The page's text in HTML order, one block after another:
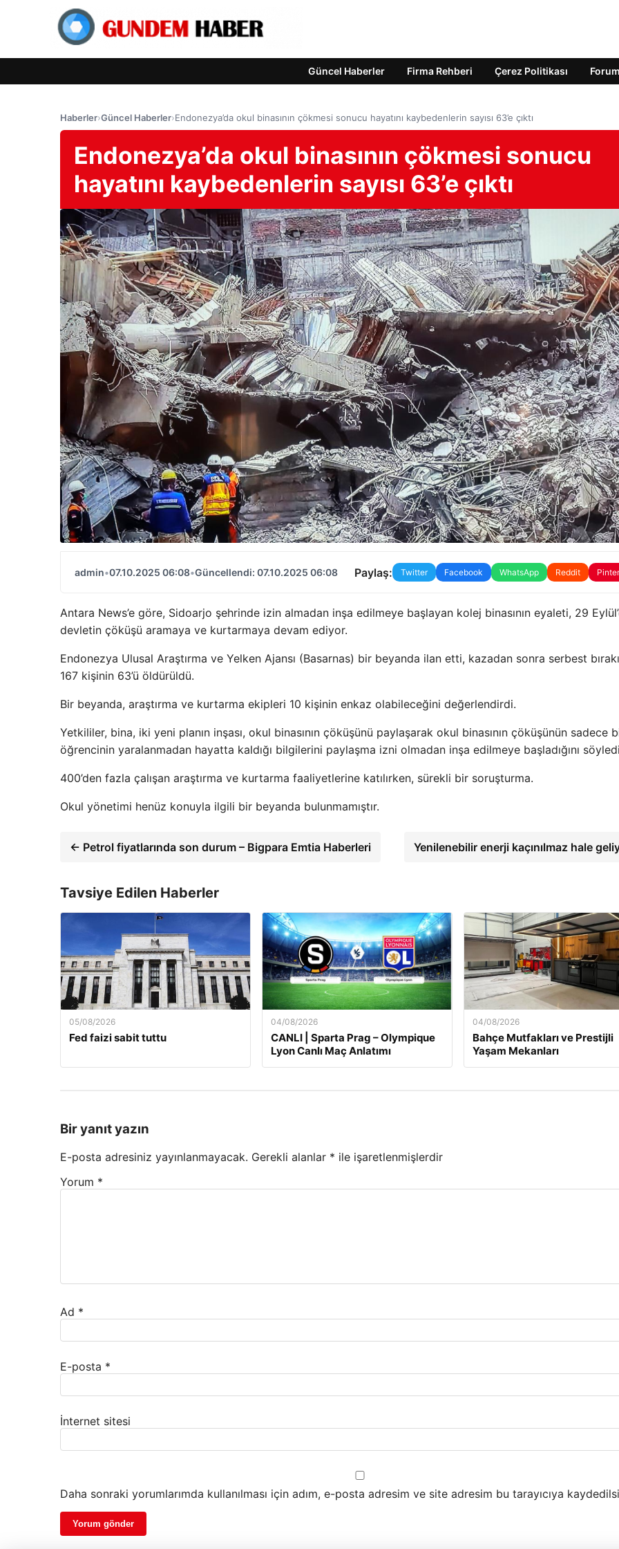
Güncel Haberler Firma Rehberi Çerez Politikası Forum
Haberler›Güncel Haberler›Endonezya’da okul binasının çökmesi sonucu hayatını kaybedenlerin sayısı 63’e çıktı
Endonezya’da okul binasının çökmesi sonucu
hayatını kaybedenlerin sayısı 63’e çıktı
admin•07.10.2025 06:08•Güncellendi: 07.10.2025 06:08 Paylaş: Twitter Facebook WhatsApp Reddit
Antara News’e göre, Sidoarjo şehrinde izin almadan inşa edilmeye başlayan kolej binasının eyaleti, 29
devletin çöküşü aramaya ve kurtarmaya devam ediyor.
Endonezya Ulusal Araştırma ve Yelken Ajansı (Basarnas) bir beyanda ilan etti, kazadan sonra serbest
167 kişinin 63’ü öldürüldü.
Bir beyanda, araştırma ve kurtarma ekipleri 10 kişinin enkaz olabileceğini değerlendirdi.
Yetkililer, bina, iki yeni planın inşası, okul binasının çöküşünü paylaşarak okul binasının çöküşünün sadece
öğrencinin yaralanmadan hayatta kaldığı bilgilerini paylaşma izni olmadan inşa edilmeye başladığını
400’den fazla çalışan araştırma ve kurtarma faaliyetlerine katılırken, sürekli bir soruşturma.
Okul yönetimi henüz konuyla ilgili bir beyanda bulunmamıştır.
← Petrol fiyatlarında son durum – Bigpara Emtia Haberleri Yenilenebilir enerji kaçınılmaz hale
Tavsiye Edilen Haberler
05/08/2026
Fed faizi sabit tuttu
04/08/2026
CANLI | Sparta Prag – Olympique
Lyon Canlı Maç Anlatımı
04/08/2026
Bahçe Mutfakları ve Prestijli
Yaşam Mekanları
Bir yanıt yazın
E-posta adresiniz yayınlanmayacak. Gerekli alanlar * ile işaretlenmişlerdir
Yorum *
Ad *
E-posta *
İnternet sitesi
Daha sonraki yorumlarımda kullanılması için adım, e-posta adresim ve site adresim bu tarayıcıya